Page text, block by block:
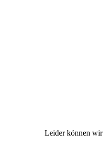
Leider können wir